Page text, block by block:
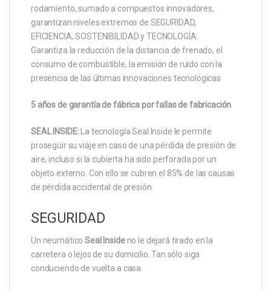
rodamiento, sumado a compuestos innovadores,
garantizan niveles extremos de SEGURIDAD,
EFICIENCIA, SOSTENIBILIDAD y TECNOLOGÍA.
Garantiza la reducción de la distancia de frenado, el
consumo de combustible, la emisión de ruido con la
presencia de las últimas innovaciones tecnológicas
5 años de garantía de fábrica por fallas de fabricación
SEAL INSIDE: La tecnología Seal Inside le permite
proseguir su viaje en caso de una pérdida de presión de
aire, incluso si la cubierta ha sido perforada por un
objeto externo. Con ello se cubren el 85% de las causas
de pérdida accidental de presión
SEGURIDAD
Un neumáticoSeal Insideno le dejará tirado en la
carretera o lejos de su domicilio. Tan sólo siga
conduciendo de vuelta a casa.